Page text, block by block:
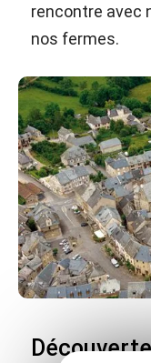
rencontre avec
nos fermes.